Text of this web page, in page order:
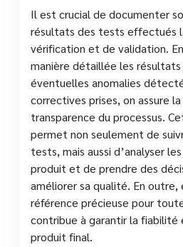
Il est crucial de documenter
résultats des tests effectués
vérification et de validation.
manière détaillée les
éventuelles anomalies
correctives prises, on assure
transparence du processus.
permet non seulement de
tests, mais aussi d’analyser
produit et de prendre des
améliorer sa qualité. En
référence précieuse pour
contribue à garantir la
produit final.